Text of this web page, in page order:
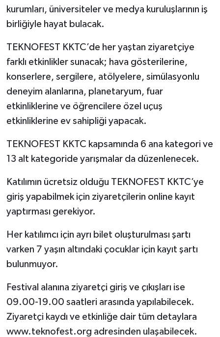
kurumları, üniversiteler ve medya kuruluşlarının iş
birliğiyle hayat bulacak.
TEKNOFEST KKTC’de her yaştan ziyaretçiye
farklı etkinlikler sunacak; hava gösterilerine,
konserlere, sergilere, atölyelere, simülasyonlu
deneyim alanlarına, planetaryum, fuar
etkinliklerine ve öğrencilere özel uçuş
etkinliklerine ev sahipliği yapacak.
TEKNOFEST KKTC kapsamında 6 ana kategori ve
13 alt kategoride yarışmalar da düzenlenecek.
Katılımın ücretsiz olduğu TEKNOFEST KKTC’ye
giriş yapabilmek için ziyaretçilerin online kayıt
yaptırması gerekiyor.
Her katılımcı için ayrı bilet oluşturulması şartı
varken 7 yaşın altındaki çocuklar için kayıt şartı
bulunmuyor.
Festival alanına ziyaretçi giriş ve çıkışları ise
09.00-19.00 saatleri arasında yapılabilecek.
Ziyaretçi kaydı ve etkinliğe dair tüm detaylara
www.teknofest.org adresinden ulaşabilecek.